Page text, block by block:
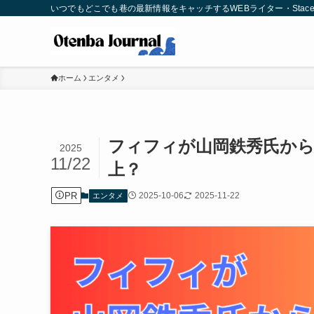
いつでもどこでも巷の最新情報をキャッチするWEBライター・
ホーム エンタメ
フィフィが山岡鉄秀氏か
上？
2025
11/22
PR エンタメ 2025-10-06 2025-11-22